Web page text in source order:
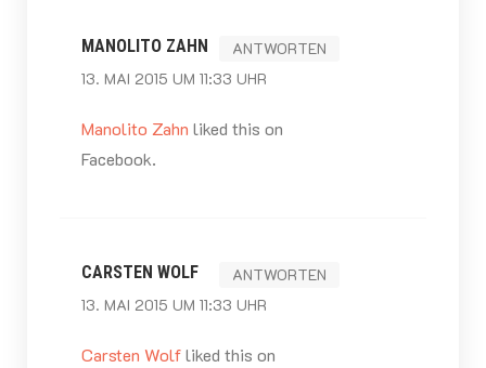
MANOLITO ZAHN
13. MAI 2015 UM 11:33 UHR
ANTWORTEN
Manolito Zahn liked this on
Facebook.
CARSTEN WOLF
13. MAI 2015 UM 11:33 UHR
ANTWORTEN
Carsten Wolfliked this on